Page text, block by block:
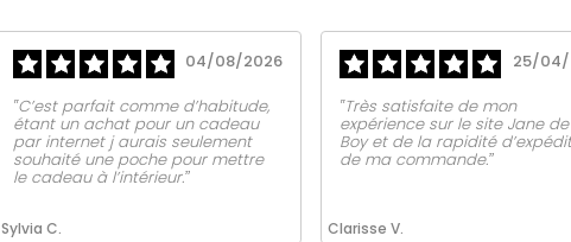
Sylvia C.
04/08/2026
‟C’est parfait comme d’habitude,
étant un achat pour un cadeau
par internet j aurais seulement
souhaité une poche pour mettre
le cadeau à l’intérieur.ˮ
Clarisse V.
25/
‟Très satisfaite de mon
expérience sur le site Jane de
Boy et de la rapidité
de ma commande.ˮ